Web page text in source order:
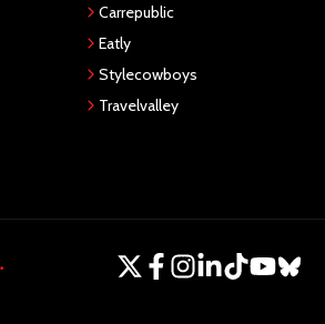
Carrepublic
Eatly
Stylecowboys
Travelvalley